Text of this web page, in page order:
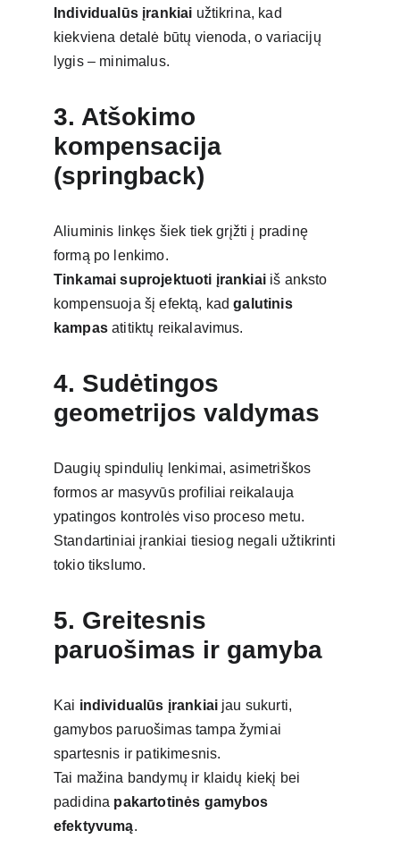
Individualūs įrankiai užtikrina, kad
kiekviena detalė būtų vienoda, o variacijų
lygis – minimalus.
3. Atšokimo
kompensacija
(springback)
Aliuminis linkęs šiek tiek grįžti į pradinę
formą po lenkimo.
Tinkamai suprojektuoti įrankiai iš anksto
kompensuoja šį efektą, kad galutinis
kampas atitiktų reikalavimus.
4. Sudėtingos
geometrijos valdymas
Daugių spindulių lenkimai, asimetriškos
formos ar masyvūs profiliai reikalauja
ypatingos kontrolės viso proceso metu.
Standartiniai įrankiai tiesiog negali užtikrinti
tokio tikslumo.
5. Greitesnis
paruošimas ir gamyba
Kai individualūs įrankiai jau sukurti,
gamybos paruošimas tampa žymiai
spartesnis ir patikimesnis.
Tai mažina bandymų ir klaidų kiekį bei
padidina pakartotinės gamybos
efektyvumą.